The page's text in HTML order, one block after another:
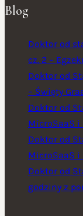
Blog
Doktor od
cz. 2 –
Doktor od
– Święty
Doktor od
MicroSaaS i
Doktor od
MicroSaaS i
Doktor od
godziny z